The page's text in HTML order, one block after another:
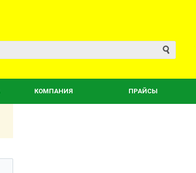
КОМПАНИЯ ПРАЙСЫ